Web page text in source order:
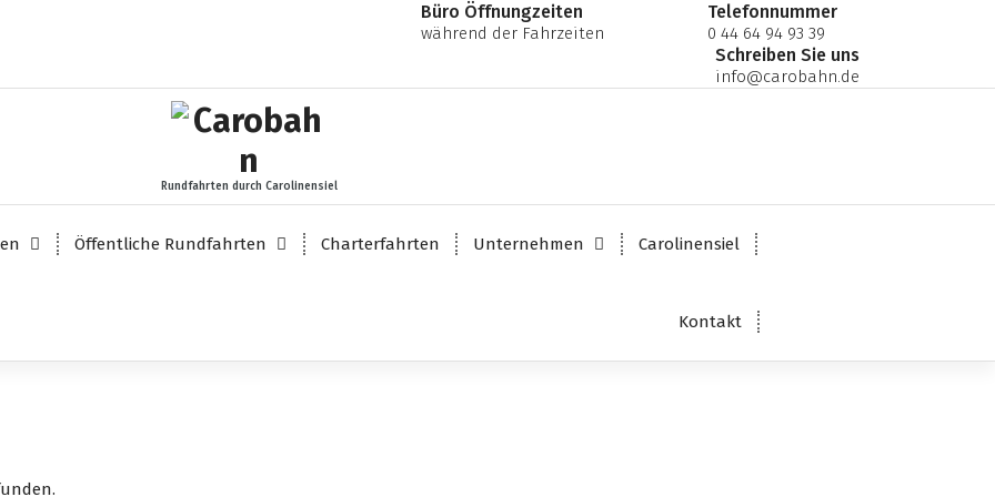
Büro Öffnungzeiten
während der Fahrzeiten
Telefonnummer
0 44 64 94 93 39
Schreiben Sie uns
info@carobahn.de
Rundfahrten durch Carolinensiel
Öffentliche Rundfahrten Charterfahrten Unternehmen Carolinensiel
Kontakt